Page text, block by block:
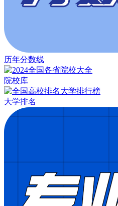
历年分数线
院校库
大学排名